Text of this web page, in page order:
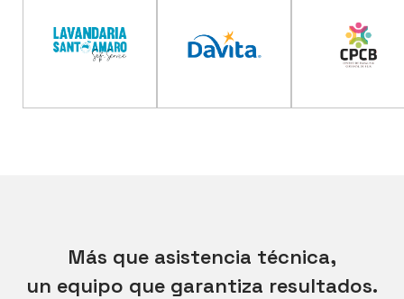
Más que asistencia técnica,
un equipo que garantiza resultados.